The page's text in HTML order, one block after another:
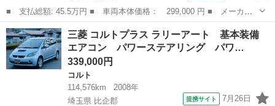
■ 支払総額: 45.5万円 ■ 車両本体価格： 299,000 円 ■ メーカー
名： 三菱 ■ 車種名： コルト ■ グレード名： Ｍ ナビ Ｔ
Ｖ ＥＴＣ アルミホイール オートライト キーレスエントリー
電動格納ミラー...
愛媛 松山市 コルト
三菱 コルトプラス ラリーアート 基本装備
エアコン パワーステアリング パワ…
339,000円
コルト
114,576km
2008年
埼玉県 比企郡
提携サイト 7月26日